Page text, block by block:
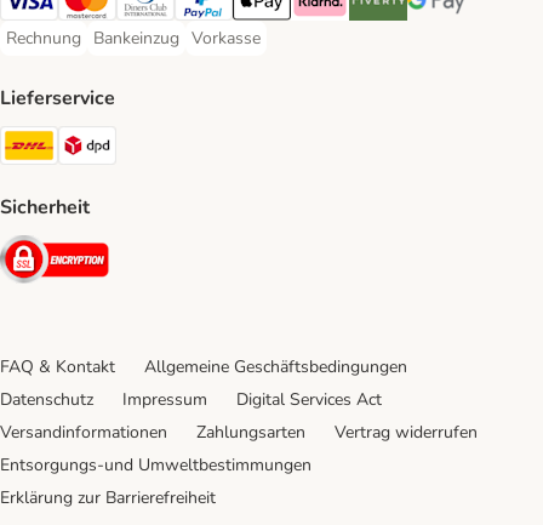
Visa Payment Method
Mastercard Payment Method
Diners Club Payment Method
PayPal Payment Method
Apple Pay Payment Method
Klarna Payment Method
Riverty Payment Method
Google Pay
Rechnung
Rechnung Payment Method
Bankeinzug
Bankeinzug Payment Method
Vorkasse
Vorkasse Payment Method
Lieferservice
DHL Shipping Method
Sicherheit
Security
FAQ & Kontakt
Allgemeine Geschäftsbedingungen
Datenschutz
Impressum
Digital Services Act
Versandinformationen
Zahlungsarten
Vertrag widerrufen
Entsorgungs-und Umweltbestimmungen
Erklärung zur Barrierefreiheit